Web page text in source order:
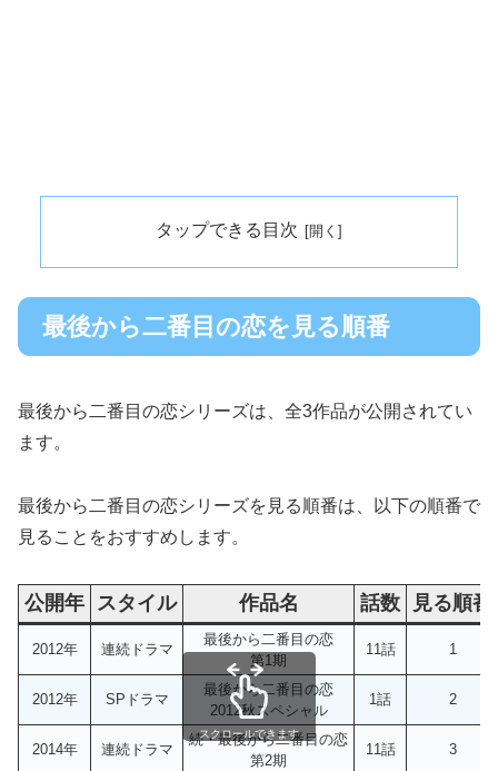
タップできる目次
最後から二番目の恋を見る順番
最後から二番目の恋シリーズは、全3作品が公開されてい
ます。
最後から二番目の恋シリーズを見る順番は、以下の順番で
見ることをおすすめします。
公開年 スタイル 作品名 話数 見る順番
2012年 連続ドラマ
最後から二番目の恋
第1期
11話 1
2012年 SPドラマ
最後から二番目の恋
2012秋スペシャル
1話 2
2014年 連続ドラマ
続・最後から二番目の恋
第2期
11話 3
スクロールできます